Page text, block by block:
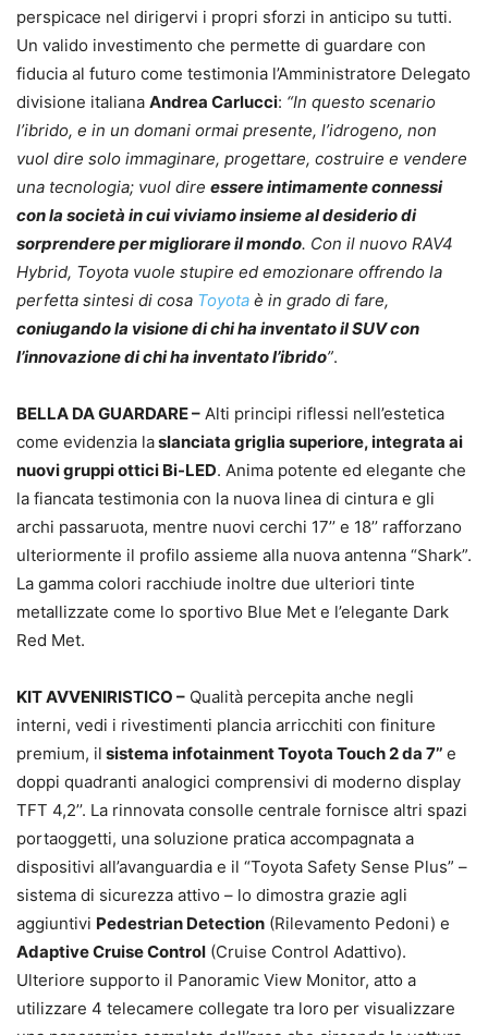
perspicace nel dirigervi i propri sforzi in anticipo su tutti.
Un valido investimento che permette di guardare con
fiducia al futuro come testimonia l’Amministratore Delegato
divisione italiana Andrea Carlucci: “In questo scenario
l’ibrido, e in un domani ormai presente, l’idrogeno, non
vuol dire solo immaginare, progettare, costruire e vendere
una tecnologia; vuol dire essere intimamente connessi
con la società in cui viviamo insieme al desiderio di
sorprendere per migliorare il mondo. Con il nuovo RAV4
Hybrid, Toyota vuole stupire ed emozionare offrendo la
perfetta sintesi di cosa Toyota è in grado di fare,
coniugando la visione di chi ha inventato il SUV con
l’innovazione di chi ha inventato l’ibrido”.
BELLA DA GUARDARE – Alti principi riflessi nell’estetica
come evidenzia laslanciata griglia superiore, integrata ai
nuovi gruppi ottici Bi-LED. Anima potente ed elegante che
la fiancata testimonia con la nuova linea di cintura e gli
archi passaruota, mentre nuovi cerchi 17’’ e 18’’ rafforzano
ulteriormente il profilo assieme alla nuova antenna “Shark”.
La gamma colori racchiude inoltre due ulteriori tinte
metallizzate come lo sportivo Blue Met e l’elegante Dark
Red Met.
KIT AVVENIRISTICO – Qualità percepita anche negli
interni, vedi i rivestimenti plancia arricchiti con finiture
premium, il sistema infotainment Toyota Touch 2 da 7’’ e
doppi quadranti analogici comprensivi di moderno display
TFT 4,2’’. La rinnovata consolle centrale fornisce altri spazi
portaoggetti, una soluzione pratica accompagnata a
dispositivi all’avanguardia e il “Toyota Safety Sense Plus” –
sistema di sicurezza attivo – lo dimostra grazie agli
aggiuntivi Pedestrian Detection (Rilevamento Pedoni) e
Adaptive Cruise Control (Cruise Control Adattivo).
Ulteriore supporto il Panoramic View Monitor, atto a
utilizzare 4 telecamere collegate tra loro per visualizzare